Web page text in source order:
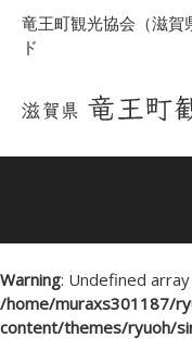
竜王町観光協会（滋賀
ド
Warning: Undefined
/home/muraxs301187/
content/themes/ryuoh/